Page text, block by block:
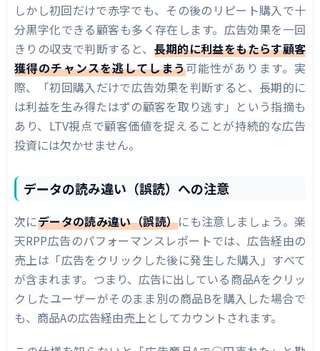
しかし初回だけで赤字でも、その後のリピート購入で十
分黒字化できる顧客も多く存在します。広告効果を一回
きりの収支で判断すると、 長期的に利益をもたらす顧客
獲得のチャンスを逃してしまう可能性があります。実
際、「初回購入だけで広告効果を判断すると、長期的に
は利益を生み得たはずの顧客を取り逃す」という指摘も
あり、LTV視点で顧客価値を捉えることが持続的な広告
投資には欠かせません。
データの読み違い（誤読）への注意
次にデータの読み違い（誤読）にも注意しましょう。楽
天RPP広告のパフォーマンスレポートでは、広告経由の
売上は「広告をクリックした後に発生した購入」すべて
が含まれます。つまり、広告に出している商品Aをクリッ
クしたユーザーがそのまま別の商品Bを購入した場合で
も、商品Aの広告経由売上としてカウントされます。